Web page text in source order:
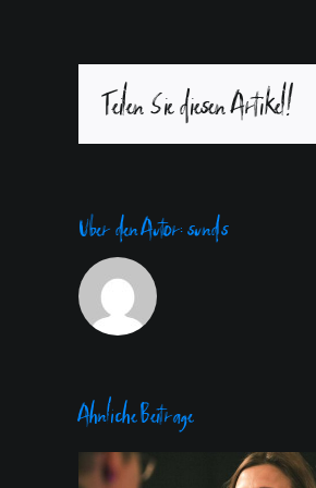
Teilen Sie diesen Artikel!
Über den Autor:sunds
Ähnliche Beiträge